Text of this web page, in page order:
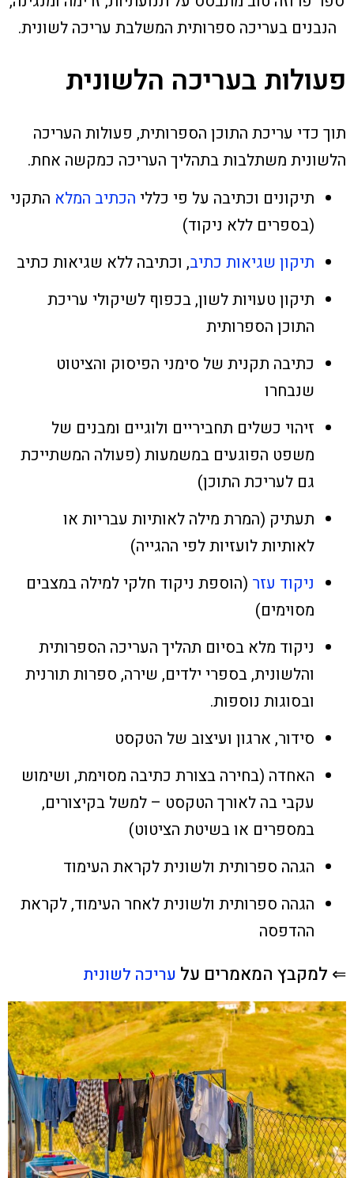
הנבנים בעריכה ספרותית המשלבת עריכה לשונית.
פעולות בעריכה הלשונית
תוך כדי עריכת התוכן הספרותית, פעולות העריכה
הלשונית משתלבות בתהליך העריכה כמקשה אחת.
תיקונים וכתיבה על פי כללי הכתיב המלא התקני
(בספרים ללא ניקוד)
תיקון שגיאות כתיב, וכתיבה ללא שגיאות כתיב
תיקון טעויות לשון, בכפוף לשיקולי עריכת
התוכן הספרותית
כתיבה תקנית של סימני הפיסוק והציטוט
שנבחרו
זיהוי כשלים תחביריים ולוגיים ומבנים של
משפט הפוגעים במשמעות (פעולה המשתייכת
גם לעריכת התוכן)
תעתיק (המרת מילה לאותיות עבריות או
לאותיות לועזיות לפי ההגייה)
ניקוד עזר (הוספת ניקוד חלקי למילה במצבים
מסוימים)
ניקוד מלא בסיום תהליך העריכה הספרותית
והלשונית, בספרי ילדים, שירה, ספרות תורנית
ובסוגות נוספות.
סידור, ארגון ועיצוב של הטקסט
האחדה (בחירה בצורת כתיבה מסוימת, ושימוש
עקבי בה לאורך הטקסט – למשל בקיצורים,
במספרים או בשיטת הציטוט)
הגהה ספרותית ולשונית לקראת העימוד
הגהה ספרותית ולשונית לאחר העימוד, לקראת
ההדפסה
⇐ למקבץ המאמרים על עריכה לשונית